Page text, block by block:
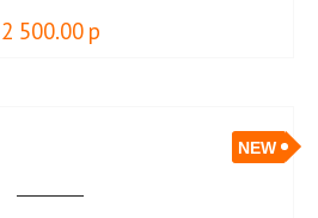
2 500.00 р
NEW